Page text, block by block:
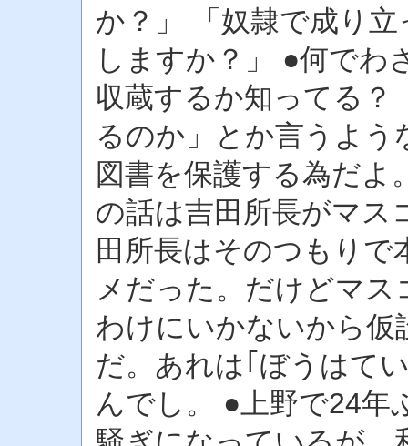
か？」 「奴隷で成り
しますか？」 ●何でわ
収蔵するか知ってる？
るのか」とか言うよう
図書を保護する為だよ
の話は吉田所長がマス
田所長はそのつもり
メだった。だけどマ
わけにいかないから仮
だ。あれは｢ぼうはて
んでし。 ●上野で24年